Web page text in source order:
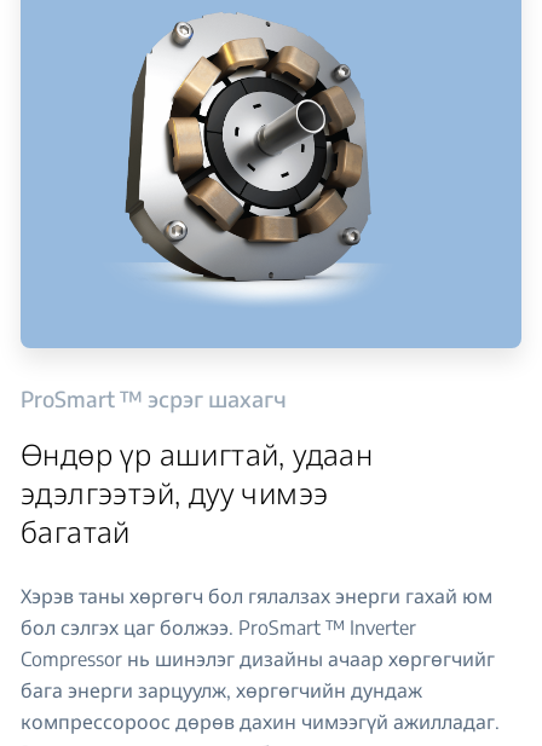
ProSmart ™ эсрэг шахагч
Өндөр үр ашигтай, удаан
эдэлгээтэй, дуу чимээ
багатай
Хэрэв таны хөргөгч бол гялалзах энерги гахай юм
бол сэлгэх цаг болжээ. ProSmart ™ Inverter
Compressor нь шинэлэг дизайны ачаар хөргөгчийг
бага энерги зарцуулж, хөргөгчийн дундаж
компрессороос дөрөв дахин чимээгүй ажилладаг.